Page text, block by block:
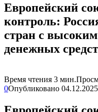
Европейский
контроль:
стран с
денежных
Время чтения 3 мин.
0Опубликовано 04.12.2025